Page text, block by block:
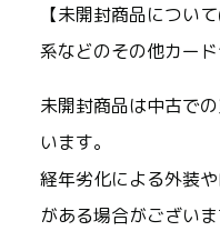
【未開封商品につい
系などのその他カード
未開封商品は中古で
います。
経年劣化による外装
がある場合がございま